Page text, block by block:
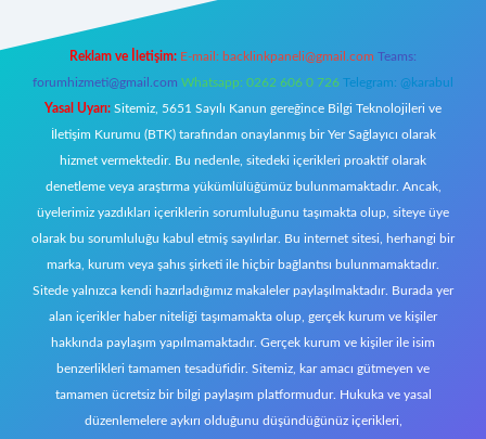
Reklam ve İletişim: E-mail: backlinkpaneli@gmail.com Teams:
forumhizmeti@gmail.com Whatsapp: 0262 606 0 726 Telegram: @karabul
Yasal Uyarı: Sitemiz, 5651 Sayılı Kanun gereğince Bilgi Teknolojileri ve
İletişim Kurumu (BTK) tarafından onaylanmış bir Yer Sağlayıcı olarak
hizmet vermektedir. Bu nedenle, sitedeki içerikleri proaktif olarak
denetleme veya araştırma yükümlülüğümüz bulunmamaktadır. Ancak,
üyelerimiz yazdıkları içeriklerin sorumluluğunu taşımakta olup, siteye üye
olarak bu sorumluluğu kabul etmiş sayılırlar. Bu internet sitesi, herhangi bir
marka, kurum veya şahıs şirketi ile hiçbir bağlantısı bulunmamaktadır.
Sitede yalnızca kendi hazırladığımız makaleler paylaşılmaktadır. Burada yer
alan içerikler haber niteliği taşımamakta olup, gerçek kurum ve kişiler
hakkında paylaşım yapılmamaktadır. Gerçek kurum ve kişiler ile isim
benzerlikleri tamamen tesadüfidir. Sitemiz, kar amacı gütmeyen ve
tamamen ücretsiz bir bilgi paylaşım platformudur. Hukuka ve yasal
düzenlemelere aykırı olduğunu düşündüğünüz içerikleri,